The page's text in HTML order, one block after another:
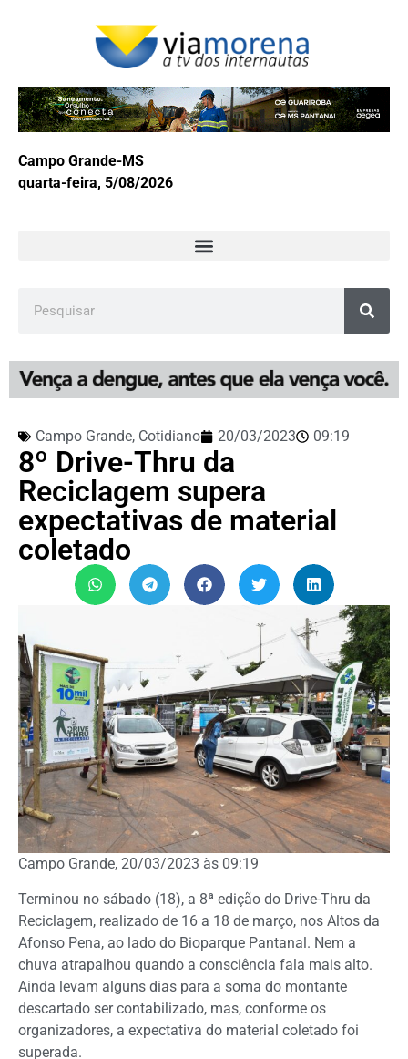
Campo Grande-MS
quarta-feira, 5/08/2026
Campo Grande, Cotidiano 20/03/2023 09:19
8º Drive-Thru da
Reciclagem supera
expectativas de material
coletado
Campo Grande, 20/03/2023 às 09:19
Terminou no sábado (18), a 8ª edição do Drive-Thru da
Reciclagem, realizado de 16 a 18 de março, nos Altos da
Afonso Pena, ao lado do Bioparque Pantanal. Nem a
chuva atrapalhou quando a consciência fala mais alto.
Ainda levam alguns dias para a soma do montante
descartado ser contabilizado, mas, conforme os
organizadores, a expectativa do material coletado foi
superada.